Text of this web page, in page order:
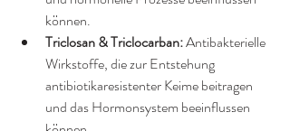
können.
Triclosan & Triclocarban: Antibakterielle
Wirkstoffe, die zur Entstehung
antibiotikaresistenter Keime beitragen
und das Hormonsystem beeinflussen